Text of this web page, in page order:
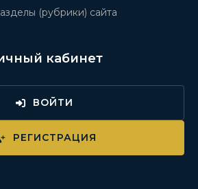
(рубрики) сайта
кабинет
ВОЙТИ
РЕГИСТРАЦИЯ